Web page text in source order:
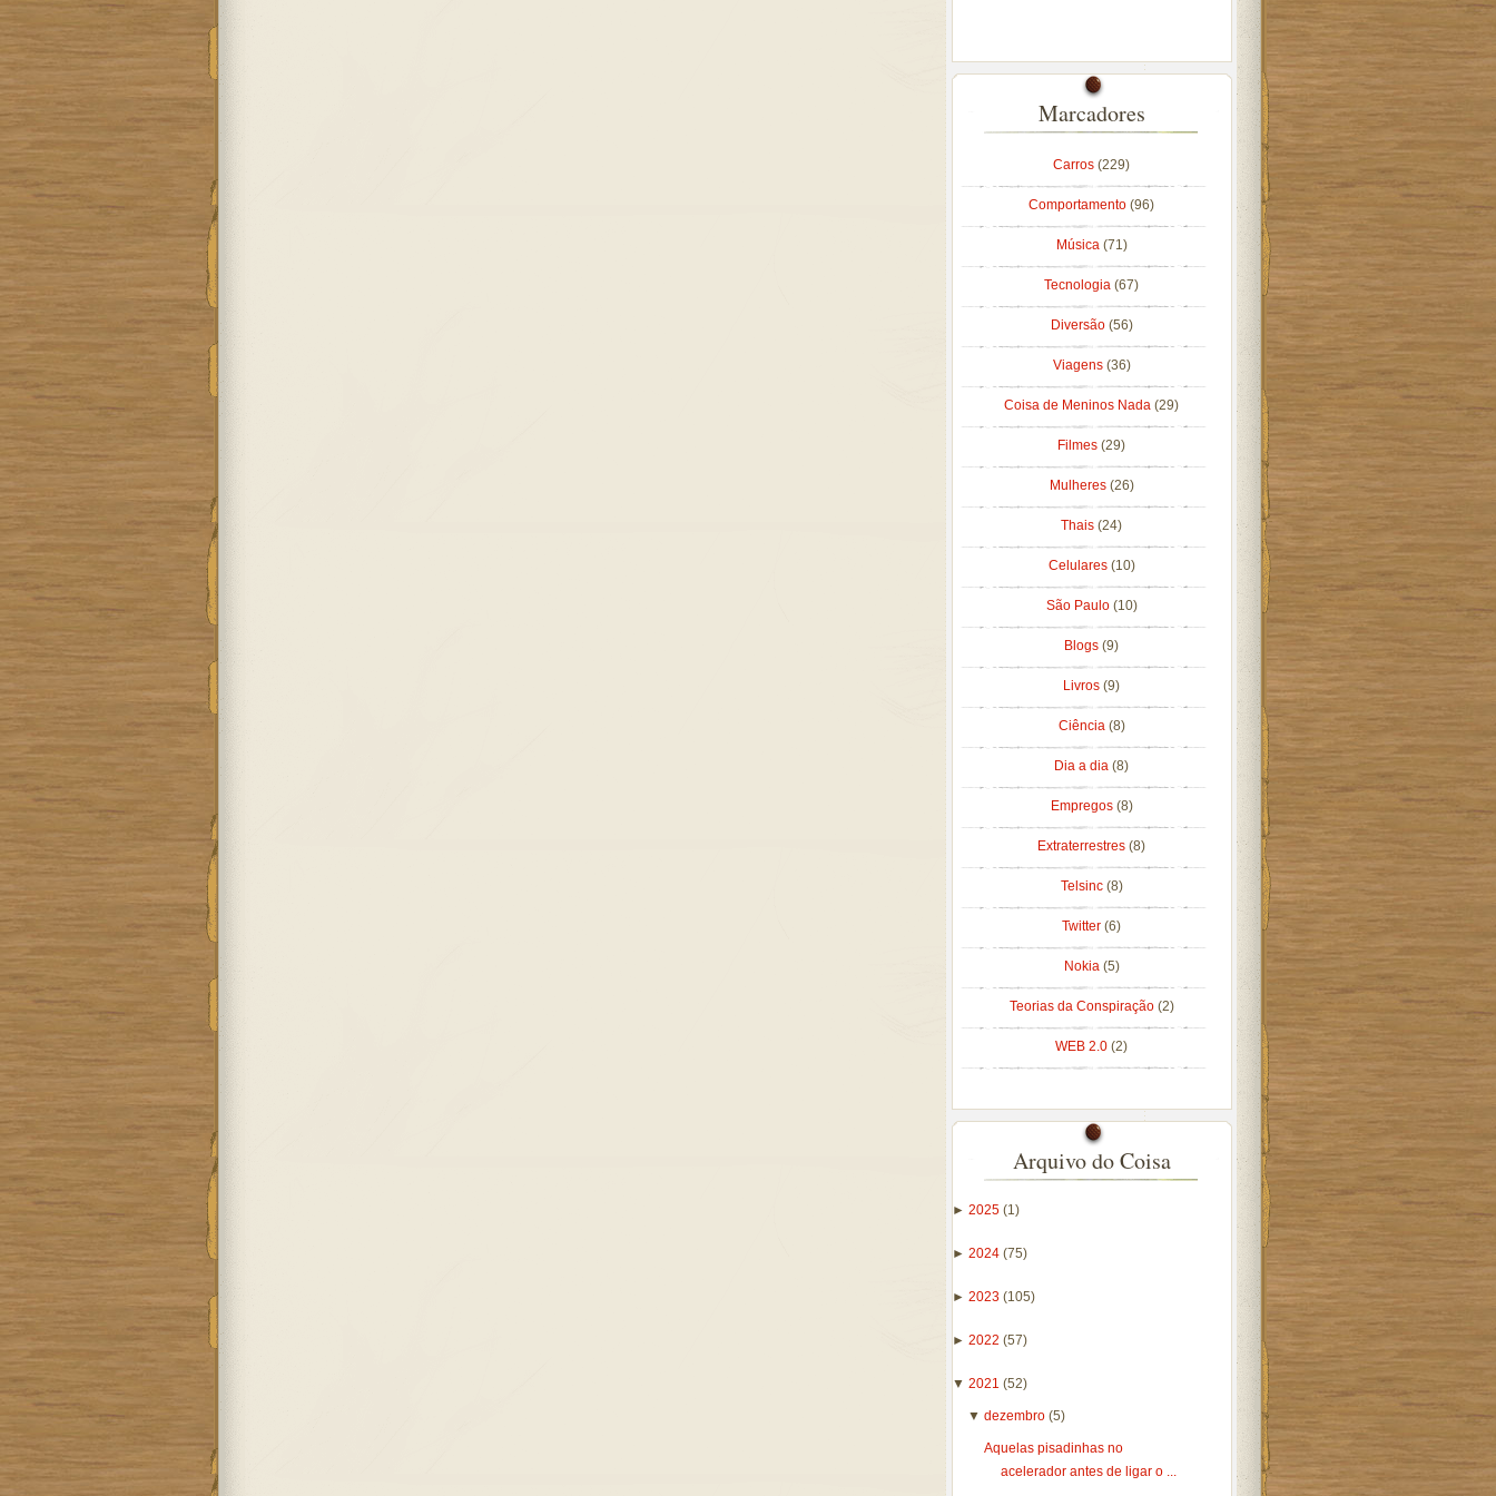
Marcadores
Carros (229)
Comportamento (96)
Música (71)
Tecnologia (67)
Diversão (56)
Viagens (36)
Coisa de Meninos Nada (29)
Filmes (29)
Mulheres (26)
Thais (24)
Celulares (10)
São Paulo (10)
Blogs (9)
Livros (9)
Ciência (8)
Dia a dia (8)
Empregos (8)
Extraterrestres (8)
Telsinc (8)
Twitter (6)
Nokia (5)
Teorias da Conspiração (2)
WEB 2.0 (2)
Arquivo do Coisa
► 2025 (1)
► 2024 (75)
► 2023 (105)
► 2022 (57)
▼ 2021 (52)
▼ dezembro (5)
Aquelas pisadinhas no
acelerador antes de ligar o ...